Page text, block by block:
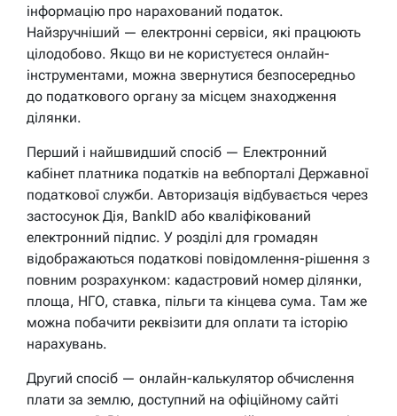
інформацію про нарахований податок.
Найзручніший — електронні сервіси, які працюють
цілодобово. Якщо ви не користуєтеся онлайн-
інструментами, можна звернутися безпосередньо
до податкового органу за місцем знаходження
ділянки.
Перший і найшвидший спосіб — Електронний
кабінет платника податків на вебпорталі Державної
податкової служби. Авторизація відбувається через
застосунок Дія, BankID або кваліфікований
електронний підпис. У розділі для громадян
відображаються податкові повідомлення-рішення з
повним розрахунком: кадастровий номер ділянки,
площа, НГО, ставка, пільги та кінцева сума. Там же
можна побачити реквізити для оплати та історію
нарахувань.
Другий спосіб — онлайн-калькулятор обчислення
плати за землю, доступний на офіційному сайті